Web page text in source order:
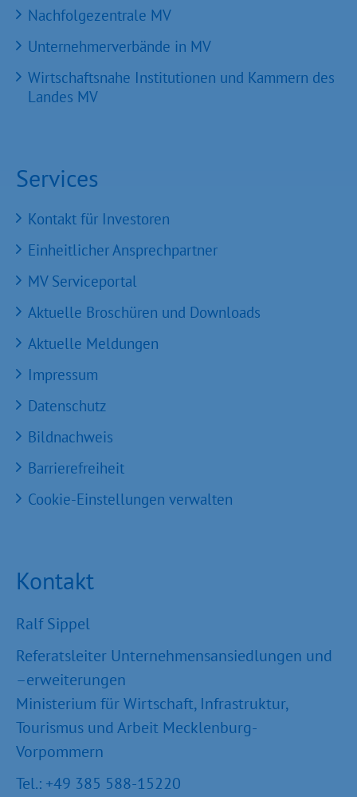
Nachfolgezentrale MV
Unternehmerverbände in MV
Wirtschaftsnahe Institutionen und Kammern des
Landes MV
Services
Kontakt für Investoren
Einheitlicher Ansprechpartner
MV Serviceportal
Aktuelle Broschüren und Downloads
Aktuelle Meldungen
Impressum
Datenschutz
Bildnachweis
Barrierefreiheit
Cookie-Einstellungen verwalten
Kontakt
Ralf Sippel
Referatsleiter Unternehmensansiedlungen und
–erweiterungen
Ministerium für Wirtschaft, Infrastruktur,
Tourismus und Arbeit Mecklenburg-
Vorpommern
Tel.: +49 385 588-15220